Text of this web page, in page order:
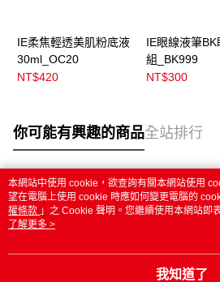
IE柔焦輕透美肌粉底液
30ml_OC20
NT$420
IE眼線液筆BK
組_BK999
NT$300
你可能有興趣的商品全站排行
熱門標籤
本網站中使用 cookie，欲查詢有關本網站使用
望在電腦上使用 cookie 時應如何變更電腦的
權條款 」之 Cookie 聲明。您繼續使用本網站即
用條款之 Cookie 聲明使用 cookie。
了解更多 >
我知道了